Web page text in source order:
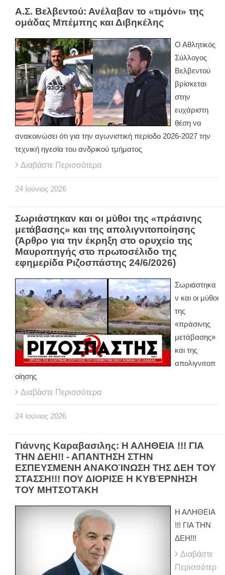
Α.Σ. Βελβεντού: Ανέλαβαν το «τιμόνι» της
ομάδας Μπέμπης και Διβηκέλης
Ο Αθλητικός
Σύλλογος
Βελβεντού
βρίσκεται
στην
ευχάριστη
θέση να
ανακοινώσει ότι για την αγωνιστική περίοδο 2026-2027 την
τεχνική ηγεσία του ανδρικού τμήματος
Διαβάστε Περισσότερα
24 Ιούνιος 2026
Σωριάστηκαν και οι μύθοι της «πράσινης
μετάβασης» και της απολιγνιτοποίησης
(Άρθρο για την έκρηξη στο ορυχείο της
Μαυροπηγής στο πρωτοσέλιδο της
εφημερίδα Ριζοσπάστης 24/6/2026)
Σωριάστηκα
ν και οι μύθοι
της
«πράσινης
μετάβασης»
και της
απολιγνιτοπ
οίησης
Διαβάστε Περισσότερα
24 Ιούνιος 2026
Γιάννης Καραβασιλης: Η ΑΛΗΘΕΙΑ !!! ΓΙΑ
ΤΗΝ ΔΕΗ!! - ΑΠΑΝΤΗΣΗ ΣΤΗΝ
ΕΣΠΕΥΣΜΕΝΗ ΑΝΑΚΟΊΝΩΣΗ ΤΗΣ ΔΕΗ ΤΟΥ
ΣΤΑΣΣΗ!!! ΠΟΥ ΔΙΟΡΙΣΕ Η ΚΥΒΈΡΝΗΣΗ
ΤΟΥ ΜΗΤΣΟΤΆΚΗ
Η ΑΛΗΘΕΙΑ
!!! ΓΙΑ ΤΗΝ
ΔΕΗ!!!
Διαβάστε
Περισσότερ